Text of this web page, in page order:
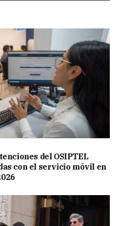
del OSIPTEL
con el servicio móvil en